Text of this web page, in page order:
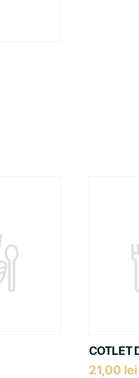
COTLET
21,00 lei